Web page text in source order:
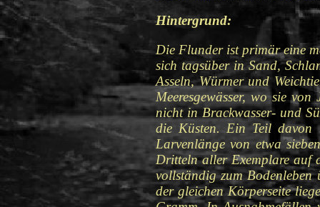
Hintergrund:
Die Flunder ist primär eine
sich tagsüber in Sand,
Asseln, Würmer und
Meeresgewässer, wo sie
nicht in Brackwasser- und
die Küsten. Ein Teil davon
Larvenlänge von etwa
Dritteln aller Exemplare auf
vollständig zum
der gleichen Körperseite